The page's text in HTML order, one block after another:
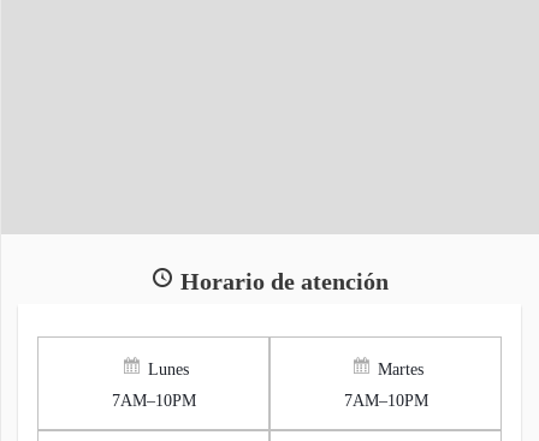
Horario de atención
Lunes
7AM–10PM
Martes
7AM–10PM